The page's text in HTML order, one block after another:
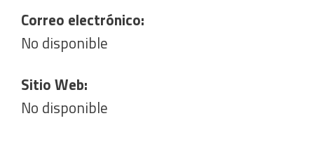
Correo electrónico:
No disponible
Sitio Web:
No disponible